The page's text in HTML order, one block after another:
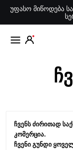
უფასო მიწოდება
ჩვენს ძირითად
კომერცია.
ჩვენი გუნდი